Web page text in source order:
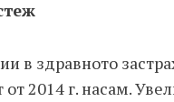
в здравното
2014 г. насам.